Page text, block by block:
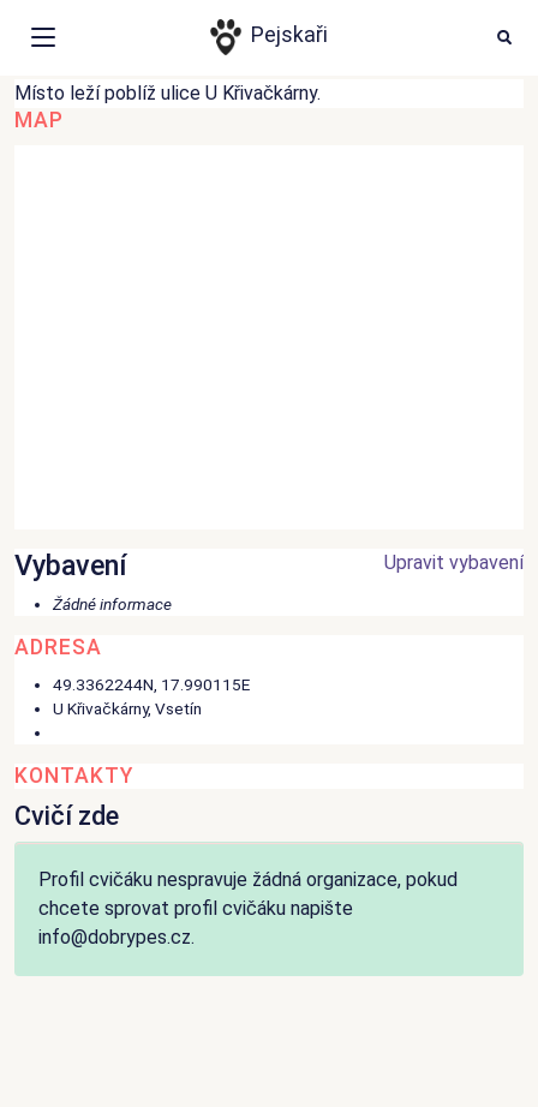
Pejskaři
Události
Cvičák Tureni
Místo leží poblíž ulice U Křivačkárny.
MAP
Vybavení Upravit vybavení
Žádné informace
ADRESA
49.3362244N, 17.990115E
U Křivačkárny, Vsetín
KONTAKTY
Cvičí zde
Profil cvičáku nespravuje žádná organizace, pokud
chcete sprovat profil cvičáku napište
info@dobrypes.cz.